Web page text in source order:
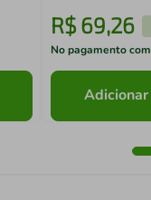
R$69,26
No pagamento